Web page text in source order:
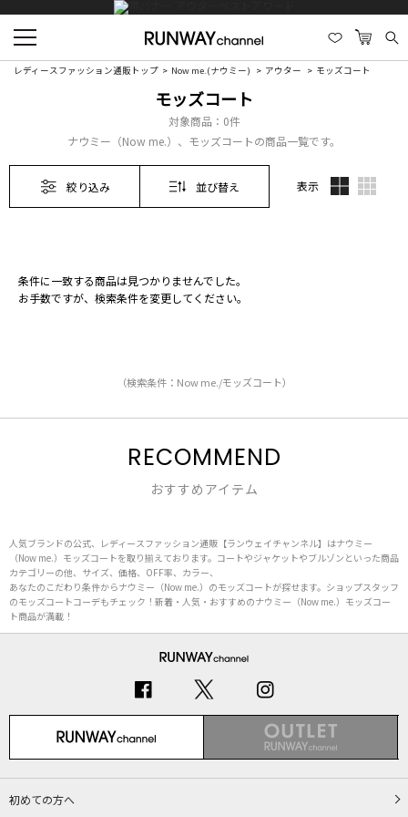
レディースファッション通販トップ Now me.(ナウミー) アウター モッズコート
モッズコート
対象商品： 0件
ナウミー（Now me.）、モッズコートの商品一覧です。
絞り込み 並び替え 表示
条件に一致する商品は見つかりませんでした。
お手数ですが、検索条件を変更してください。
（検索条件：Now me./モッズコート）
RECOMMEND
おすすめアイテム
人気ブランドの公式、レディースファッション通販【ランウェイチャンネル】はナウミー
（Now me.）モッズコートを取り揃えております。コートやジャケットやブルゾンといった商品
カテゴリーの他、サイズ、価格、OFF率、カラー、
あなたのこだわり条件からナウミー（Now me.）のモッズコートが探せます。ショップスタッフ
のモッズコートコーデもチェック！新着・人気・おすすめのナウミー（Now me.）モッズコー
ト商品が満載！
初めての方へ